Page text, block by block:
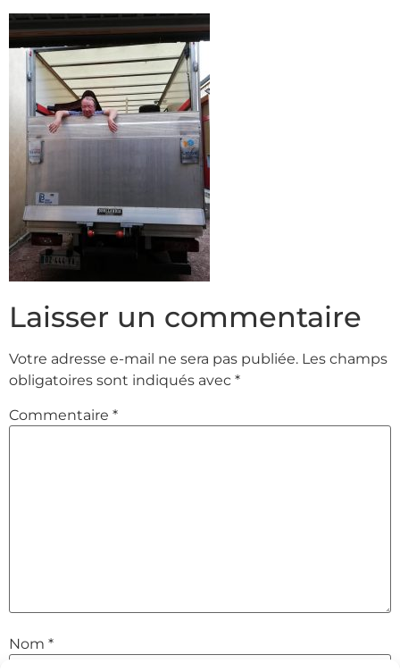
Laisser un commentaire
Votre adresse e-mail ne sera pas publiée. Les champs
obligatoires sont indiqués avec *
Commentaire *
Nom *